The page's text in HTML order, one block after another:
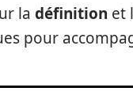
la définition et
pour